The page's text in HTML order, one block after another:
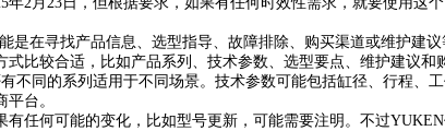
在寻找产品信息、选型指导、故障排除、购买渠道或维护建
比较合适，比如产品系列、技术参数、选型要点、维护建议
不同的系列适用于不同场景。技术参数可能包括缸径、行程、
台。
任何可能的变化，比如型号更新，可能需要注明。不过